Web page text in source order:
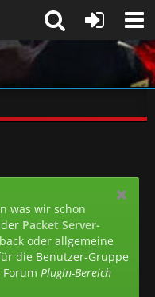
was wir schon
Packet Server-
oder allgemeine
die Benutzer-Gruppe
Plugin-Bereich